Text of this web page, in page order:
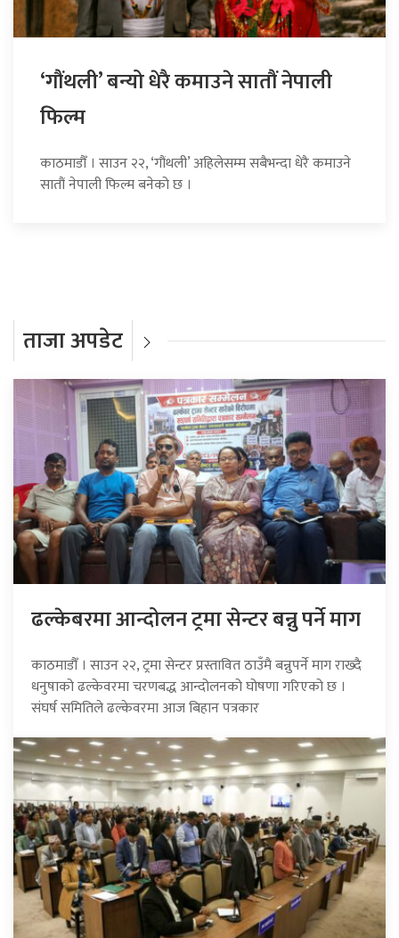
‘गौंथली’ बन्यो धेरै कमाउने सातौं नेपाली
फिल्म
काठमाडौँ । साउन २२, ‘गौंथली’ अहिलेसम्म सबैभन्दा धेरै कमाउने
सातौं नेपाली फिल्म बनेको छ ।
ताजा अपडेट
ढल्केबरमा आन्दोलन ट्रमा सेन्टर बन्नु पर्ने माग
काठमाडौँ । साउन २२, ट्रमा सेन्टर प्रस्तावित ठाउँमै बन्नुपर्ने माग राख्दै
धनुषाको ढल्केवरमा चरणबद्ध आन्दोलनको घोषणा गरिएको छ ।
संघर्ष समितिले ढल्केवरमा आज बिहान पत्रकार